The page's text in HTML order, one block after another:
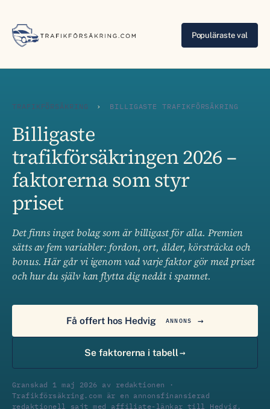
Populäraste val
TRAFIKFÖRSÄKRING › BILLIGASTE TRAFIKFÖRSÄKRING
Billigaste
trafikförsäkringen 2026 –
faktorerna som styr
priset
Det finns inget bolag som är billigast för alla. Premien
sätts av fem variabler: fordon, ort, ålder, körsträcka och
bonus. Här går vi igenom vad varje faktor gör med priset
och hur du själv kan flytta dig nedåt i spannet.
Få offert hos Hedvig ANNONS
Se faktorerna i tabell
Granskad 1 maj 2026 av redaktionen ·
Trafikförsäkring.com är en annonsfinansierad
redaktionell sajt med affiliate-länkar till Hedvig,